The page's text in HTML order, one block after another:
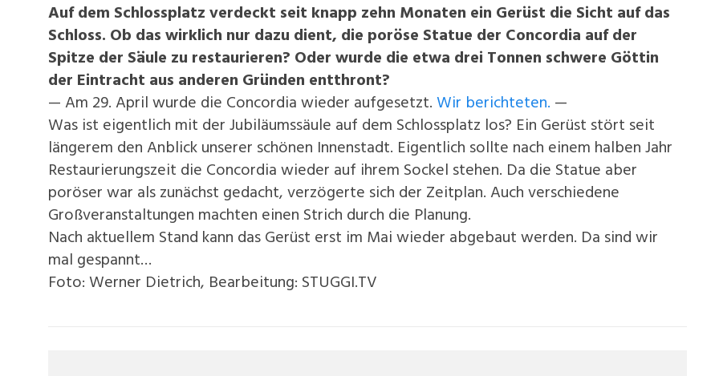
Auf dem Schlossplatz verdeckt seit knapp zehn Monaten ein Gerüst die Sicht aufdas
Schloss. Ob das wirklich nur dazu dient, die poröse Statue der Concordia auf der
Spitze der Säule zu restaurieren? Oder wurde die etwa drei Tonnen schwere Göttin
der Eintracht aus anderen Gründen entthront?
— Am 29. April wurde die Concordia wieder aufgesetzt.Wir berichteten. —
Was ist eigentlich mit der Jubiläumssäule auf dem Schlossplatz los? Ein Gerüst stört seit
längerem den Anblick unserer schönen Innenstadt. Eigentlich sollte nach einem halben Jahr
Restaurierungszeit die Concordia wieder auf ihrem Sockel stehen. Da die Statue aber
poröser war als zunächst gedacht, verzögerte sich der Zeitplan. Auch verschiedene
Großveranstaltungen machten einen Strich durch die Planung.
Nach aktuellem Stand kann das Gerüst erst im Mai wieder abgebaut werden. Da sind wir
mal gespannt…
Foto: Werner Dietrich, Bearbeitung: STUGGI.TV